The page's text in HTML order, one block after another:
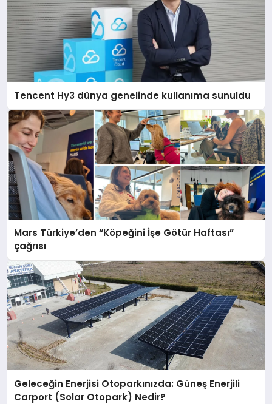
Tencent Hy3 dünya genelinde kullanıma sunuldu
Mars Türkiye’den “Köpeğini İşe Götür Haftası”
çağrısı
Geleceğin Enerjisi Otoparkınızda: Güneş Enerjili
Carport (Solar Otopark) Nedir?